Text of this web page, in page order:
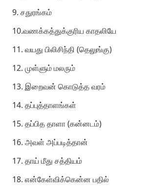
9. சதுரங்கம்
10.வணக்கத்துக்குரிய காதலியே
11. வயது பிலிசிந்தி (தெலுங்கு)
12. முள்ளும் மலரும்
13. இறைவன் கொடுத்த வரம்
14. தப்புத்தாளங்கள்
15. தப்பித தாளா (கன்னடம்)
16. அவள் அப்படித்தான்
17. தாய் மீது சத்தியம்
18. என்கேள்விக்கென்ன பதில்